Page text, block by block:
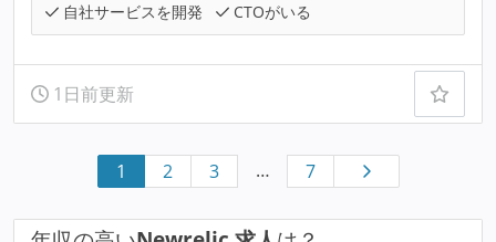
自社サービスを開発
CTOがいる
1日前更新
1 2 3 … 7